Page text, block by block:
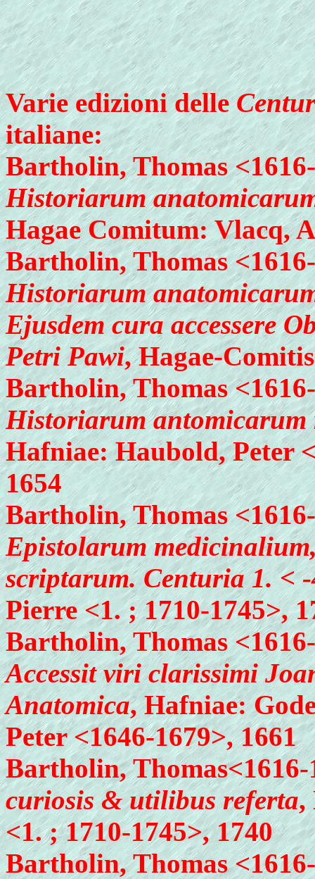
Varie edizioni delle
italiane:
Bartholin, Thomas
Historiarum
Hagae Comitum: Vlacq,
Bartholin, Thomas
Historiarum
Ejusdem cura accessere
Petri Pawi, Hagae-
Bartholin, Thomas
Historiarum
Hafniae: Haubold, Peter
1654
Bartholin, Thomas
Epistolarum
scriptarum. Centuria 1. <
Pierre <1. ; 1710-1745>,
Bartholin, Thomas
Accessit viri clarissimi
Anatomica, Hafniae:
Peter <1646-1679>, 1661
Bartholin, Thomas<1616-
curiosis & utilibus referta,
<1. ; 1710-1745>, 1740
Bartholin, Thomas